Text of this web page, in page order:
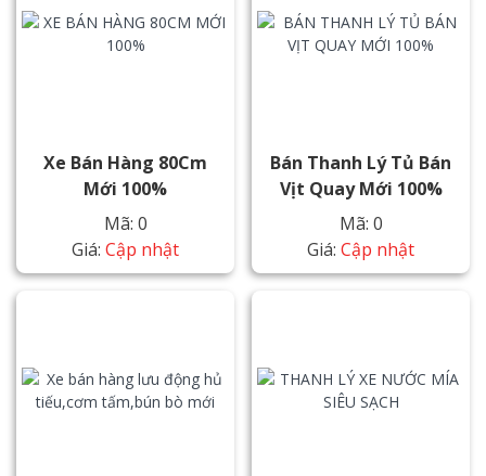
Xe Bán Hàng 80Cm
Mới 100%
Mã: 0
Giá: Cập nhật
Bán Thanh Lý Tủ Bán
Vịt Quay Mới 100%
Mã: 0
Giá: Cập nhật